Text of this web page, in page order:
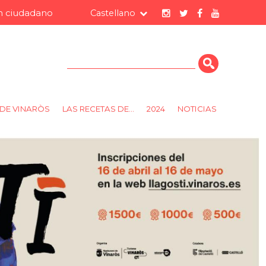
Castellano
ciudadano
VINARÒS LAS RECETAS DE... 2024 NOTICIAS